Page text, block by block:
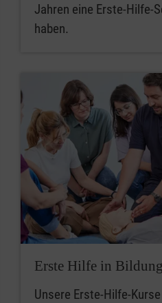
Jahren eine Erste-Hilfe-
haben.
Erste Hilfe in
Unsere Erste-Hilfe-